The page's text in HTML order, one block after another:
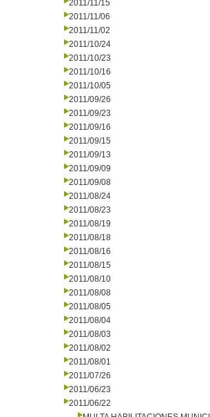
2011/11/15
2011/11/06
2011/11/02
2011/10/24
2011/10/23
2011/10/16
2011/10/05
2011/09/26
2011/09/23
2011/09/16
2011/09/15
2011/09/13
2011/09/09
2011/09/08
2011/08/24
2011/08/23
2011/08/19
2011/08/18
2011/08/16
2011/08/15
2011/08/10
2011/08/08
2011/08/05
2011/08/04
2011/08/03
2011/08/02
2011/08/01
2011/07/26
2011/06/23
2011/06/22